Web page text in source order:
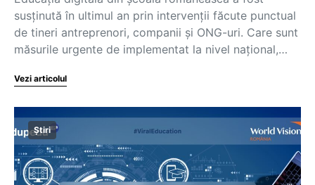
susținută în ultimul an prin intervenții făcute punctual
de tineri antreprenori, companii și ONG-uri. Care sunt
măsurile urgente de implementat la nivel național,…
Vezi articolul
Știri